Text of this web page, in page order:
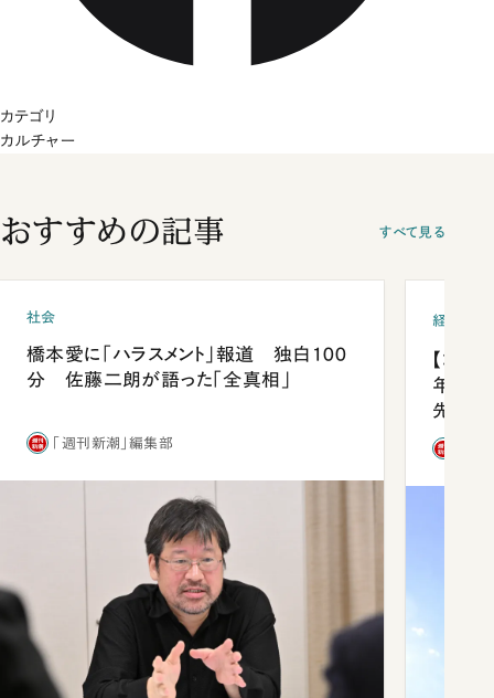
カテゴリ
カルチャー
おすすめの記事 すべて見る
社会
橋本愛に「ハラスメント」報道 独白100
分 佐藤二朗が語った「全真相」
「週刊新潮」編集部
経済・ビ
【コン
年会は
先1位